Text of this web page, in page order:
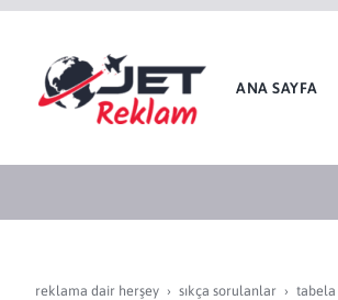
ANA SAYFA
reklama dair herşey sikça sorulanlar